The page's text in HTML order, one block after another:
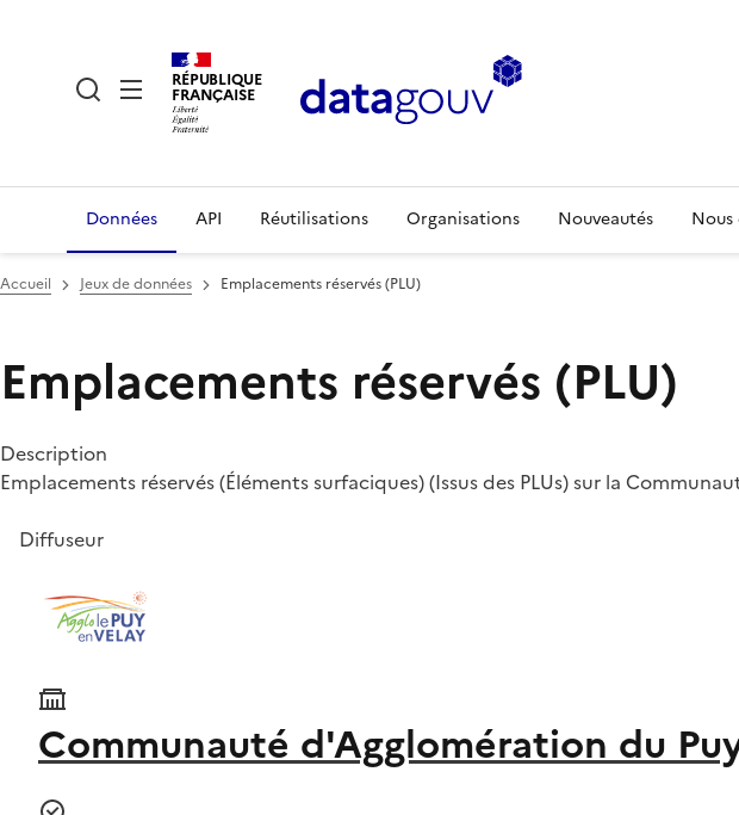
RÉPUBLIQUE
FRANÇAISE
Données API Réutilisations Organisations Nouveautés
Accueil Jeux de données Emplacements réservés (PLU)
Emplacements réservés (PLU)
Description
Emplacements réservés (Éléments surfaciques) (Issus des PLUs) sur la
Diffuseur
Communauté d'Agglomération du